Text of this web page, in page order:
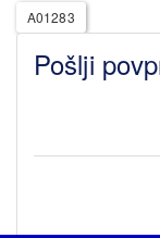
A01283
Pošlji